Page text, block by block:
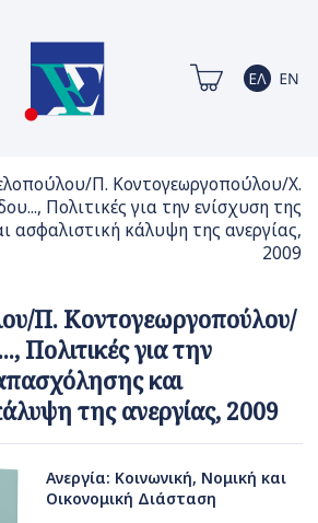
Π. Κοντογεωργοπούλου/Χ.
Πολιτικές για την ενίσχυση της
ασφαλιστική κάλυψη της ανεργίας,
2009
Π. Κοντογεωργοπούλου/
Πολιτικές για την
και
της ανεργίας, 2009
Ανεργία: Κοινωνική, Νομική και
Οικονομική Διάσταση